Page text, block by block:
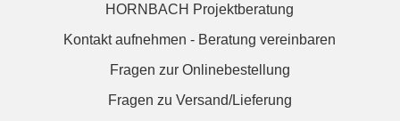
HORNBACH Projektberatung
Kontakt aufnehmen - Beratung vereinbaren
Fragen zur Onlinebestellung
Fragen zu Versand/Lieferung